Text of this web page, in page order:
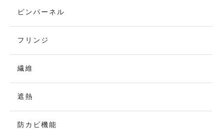
ピンパーネル
フリンジ
繊維
遮熱
防カビ機能